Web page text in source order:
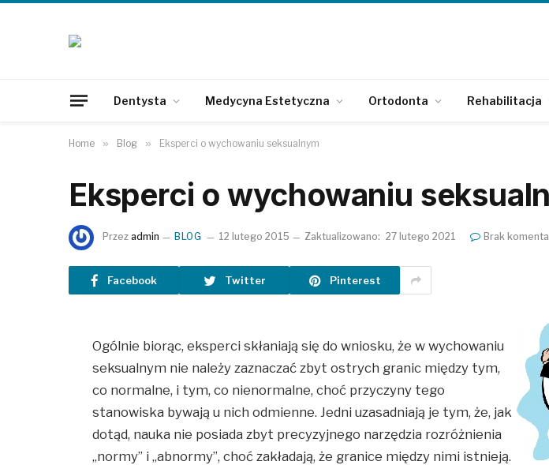
Dentysta Medycyna Estetyczna Ortodonta Rehabilitacja
Home » Blog » Eksperci o wychowaniu seksualnym
Eksperci o wychowaniu
Przez admin BLOG 12 lutego 2015 Zaktualizowano: 27 lutego 2021 Brak
Facebook Twitter Pinterest
Ogólnie biorąc, eksperci skłaniają się do wniosku, że w wychowaniu
seksualnym nie należy zaznaczać zbyt ostrych granic między tym,
co normalne, i tym, co nienormalne, choć przyczyny tego
stanowiska bywają u nich odmienne. Jedni uzasadniają je tym, że, jak
dotąd, nauka nie posiada zbyt precyzyjnego narzędzia rozróżnienia
„normy” i „abnormy”, choć zakładają, że granice między nimi istnieją.